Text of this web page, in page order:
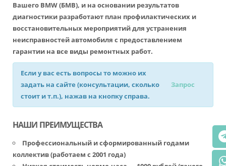
Вашего BMW (БМВ), и на основании результатов
диагностики разработают план профилактических и
восстановительных мероприятий для устранения
неисправностей автомобиля с предоставлением
гарантии на все виды ремонтных работ.
Если у вас есть вопросы то можно их
задать на сайте (консультации, сколько
стоит и т.п.), нажав на кнопку справа.
Запрос
НАШИ ПРЕИМУЩЕСТВА
Профессиональный и сформированный годами
коллектив (работаем с 2001 года)